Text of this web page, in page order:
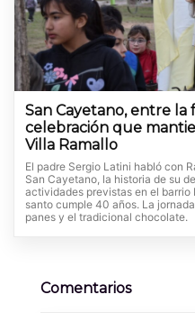
San Cayetano, entre la
celebración que
Villa Ramallo
El padre Sergio Latini habló con
San Cayetano, la historia de su
actividades previstas en el barrio
santo cumple 40 años. La
panes y el tradicional chocolate.
Comentarios